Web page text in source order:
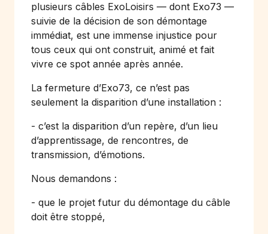
plusieurs câbles ExoLoisirs — dont Exo73 —
suivie de la décision de son démontage
immédiat, est une immense injustice pour
tous ceux qui ont construit, animé et fait
vivre ce spot année après année.
La fermeture d’Exo73, ce n’est pas
seulement la disparition d’une installation :
- c’est la disparition d’un repère, d’un lieu
d’apprentissage, de rencontres, de
transmission, d’émotions.
Nous demandons :
- que le projet futur du démontage du câble
doit être stoppé,